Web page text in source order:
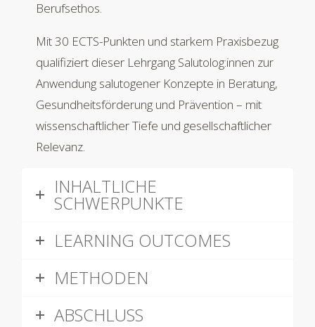
Berufsethos.
Mit 30 ECTS-Punkten und starkem Praxisbezug
qualifiziert dieser Lehrgang Salutolog:innen zur
Anwendung salutogener Konzepte in Beratung,
Gesundheitsförderung und Prävention – mit
wissenschaftlicher Tiefe und gesellschaftlicher
Relevanz.
INHALTLICHE
SCHWERPUNKTE
LEARNING OUTCOMES
METHODEN
ABSCHLUSS